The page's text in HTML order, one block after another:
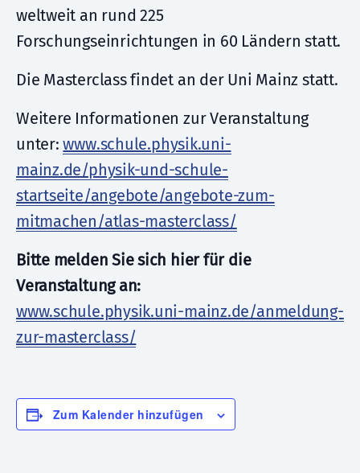
weltweit an rund 225
Forschungseinrichtungen in 60 Ländern statt.
Die Masterclass findet an der Uni Mainz statt.
Weitere Informationen zur Veranstaltung
unter:www.schule.physik.uni-
mainz.de/physik-und-schule-
startseite/angebote/angebote-zum-
mitmachen/atlas-masterclass/
Bitte melden Sie sich hier für die
Veranstaltung an:
www.schule.physik.uni-mainz.de/anmeldung-
zur-masterclass/
Zum Kalender hinzufügen